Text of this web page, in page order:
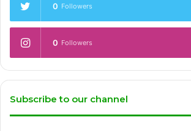
0 Followers
0 Followers
Subscribe to our channel